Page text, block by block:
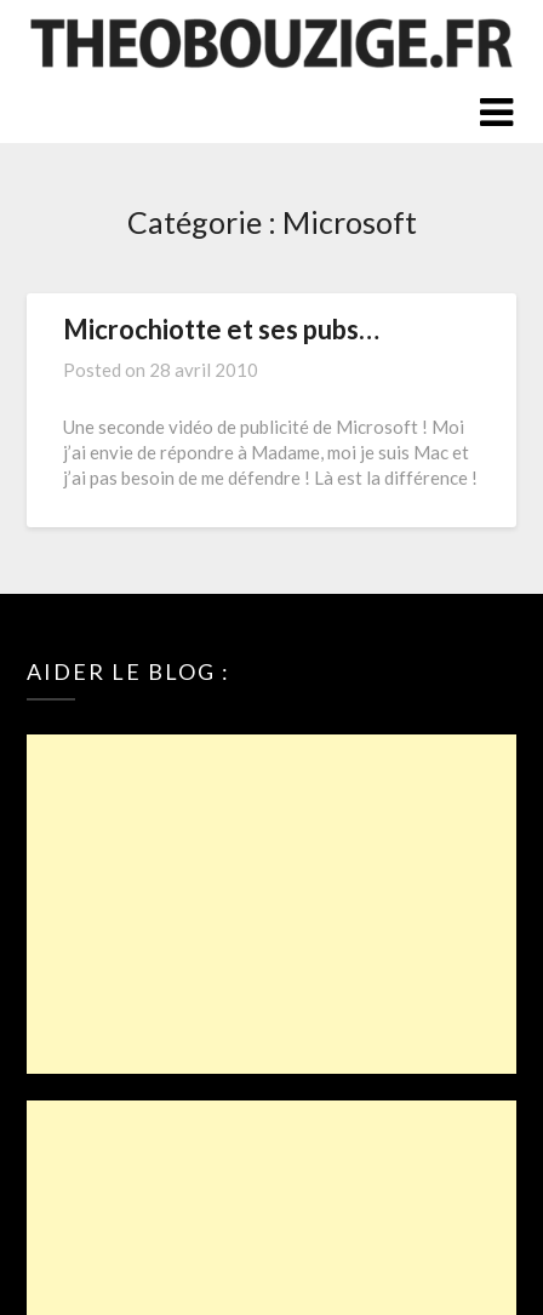
Skip
Catégorie : Microsoft
Microchiotte et ses pubs…
Posted on 28 avril 2010
Une seconde vidéo de publicité de Microsoft ! Moi
j’ai envie de répondre à Madame, moi je suis Mac et
j’ai pas besoin de me défendre ! Là est la différence !
AIDER LE BLOG :